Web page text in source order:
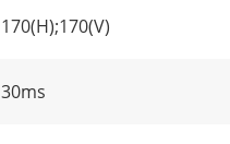
170(H);170(V)
30ms